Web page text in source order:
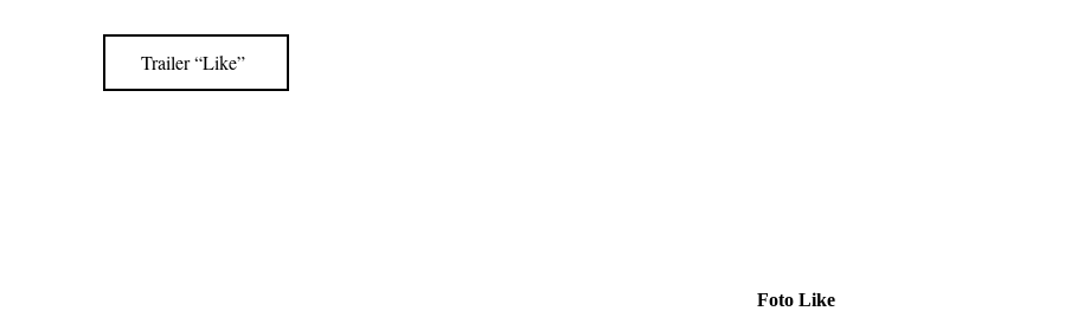
Trailer “Like”
Foto Like